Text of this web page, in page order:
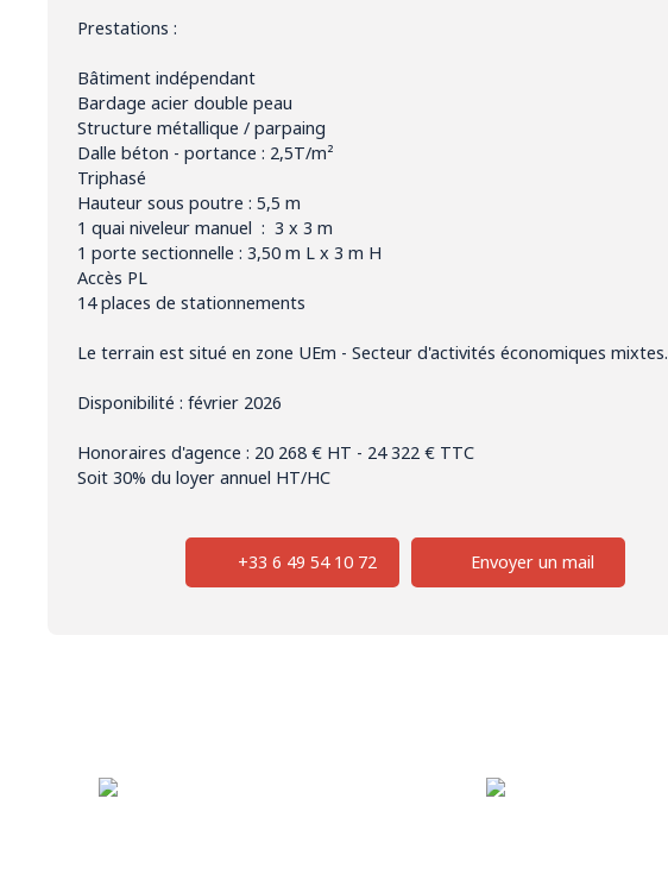
Prestations :
Bâtiment indépendant
Bardage acier double peau
Structure métallique / parpaing
Dalle béton - portance : 2,5T/m²
Triphasé
Hauteur sous poutre : 5,5 m
1 quai niveleur manuel : 3 x 3 m
1 porte sectionnelle : 3,50 m L x 3 m H
Accès PL
14 places de stationnements
Le terrain est situé en zone UEm - Secteur d'activités économiques mixtes.
Disponibilité : février 2026
Honoraires d'agence : 20 268 € HT - 24 322 € TTC
Soit 30% du loyer annuel HT/HC
+33 6 49 54 10 72 Envoyer un mail